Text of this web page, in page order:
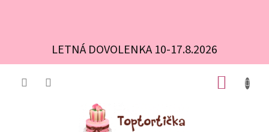
LETNÁ DOVOLENKA 10-17.8.2026